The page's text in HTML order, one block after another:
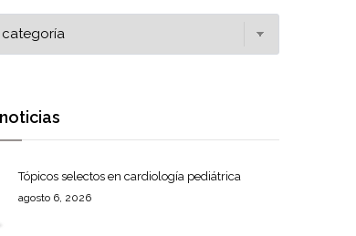
Tópicos selectos en cardiología pediátrica
agosto 6, 2026